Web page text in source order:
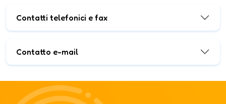
Contatti telefonici e fax
Contatto e-mail